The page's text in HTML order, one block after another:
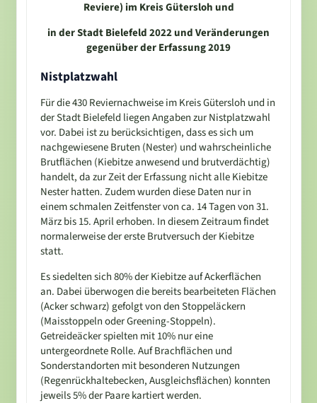
Reviere) im Kreis Gütersloh und
in der Stadt Bielefeld 2022 und Veränderungen
gegenüber der Erfassung 2019
Nistplatzwahl
Für die 430 Reviernachweise im Kreis Gütersloh und in
der Stadt Bielefeld liegen Angaben zur Nistplatzwahl
vor. Dabei ist zu berücksichtigen, dass es sich um
nachgewiesene Bruten (Nester) und wahrscheinliche
Brutflächen (Kiebitze anwesend und brutverdächtig)
handelt, da zur Zeit der Erfassung nicht alle Kiebitze
Nester hatten. Zudem wurden diese Daten nur in
einem schmalen Zeitfenster von ca. 14 Tagen von 31.
März bis 15. April erhoben. In diesem Zeitraum findet
normalerweise der erste Brutversuch der Kiebitze
statt.
Es siedelten sich 80% der Kiebitze auf Ackerflächen
an. Dabei überwogen die bereits bearbeiteten Flächen
(Acker schwarz) gefolgt von den Stoppeläckern
(Maisstoppeln oder Greening-Stoppeln).
Getreideäcker spielten mit 10% nur eine
untergeordnete Rolle. Auf Brachflächen und
Sonderstandorten mit besonderen Nutzungen
(Regenrückhaltebecken, Ausgleichsflächen) konnten
jeweils 5% der Paare kartiert werden.